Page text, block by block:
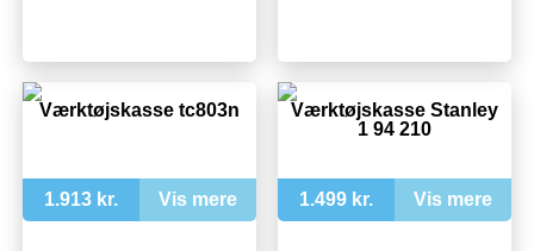
Værktøjskasse tc803n
1.913 kr. Vis mere
Værktøjskasse Stanley
1 94 210
1.499 kr. Vis mere